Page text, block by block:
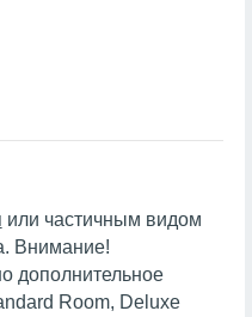
или частичным видом
Внимание!
дополнительное
Room, Deluxe